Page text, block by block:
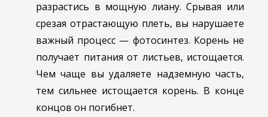
разрастись в мощную лиану. Срывая или
срезая отрастающую плеть, вы нарушаете
важный процесс — фотосинтез. Корень не
получает питания от листьев, истощается.
Чем чаще вы удаляете надземную часть,
тем сильнее истощается корень. В конце
концов он погибнет.